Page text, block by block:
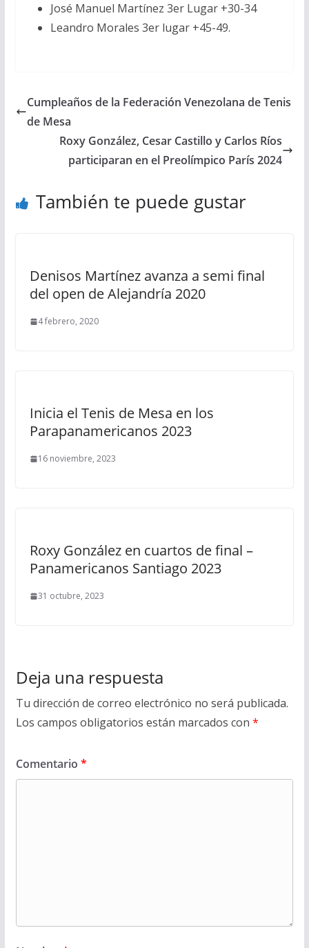
José Manuel Martínez 3er Lugar +30-34
Leandro Morales 3er lugar +45-49.
Cumpleaños de la Federación Venezolana de Tenis
de Mesa
Roxy González, Cesar Castillo y Carlos Ríos
participaran en el Preolímpico París 2024
También te puede gustar
Denisos Martínez avanza a semi final
del open de Alejandría 2020
4 febrero, 2020
Inicia el Tenis de Mesa en los
Parapanamericanos 2023
16 noviembre, 2023
Roxy González en cuartos de final –
Panamericanos Santiago 2023
31 octubre, 2023
Deja una respuesta
Tu dirección de correo electrónico no será publicada.
Los campos obligatorios están marcados con *
Comentario *